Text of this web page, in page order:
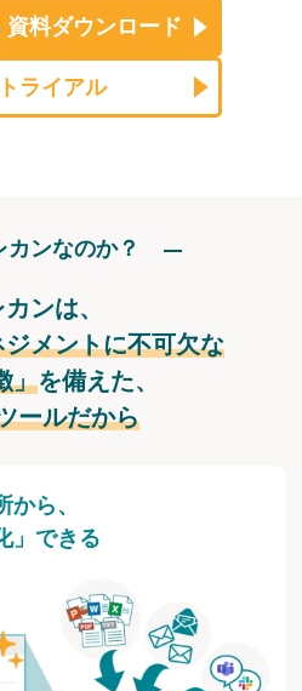
資料ダウンロード
ライアル
カンなのか？
ンは、
メントに不可欠な
」を備えた、
ールだから
ら、
」できる